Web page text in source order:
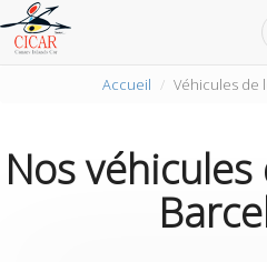
Accueil Véhicules de
Nos